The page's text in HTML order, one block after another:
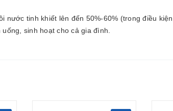
nước tinh khiết lên đến 50%-60% (trong điều
sinh hoạt cho cả gia đình.